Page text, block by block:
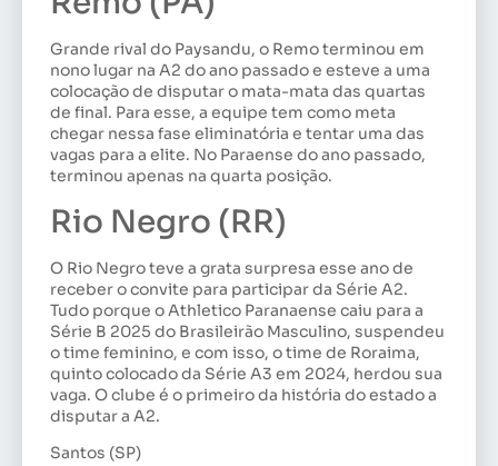
Grande rival do Paysandu, o Remo terminou em
nono lugar na A2 do ano passado e esteve a uma
colocação de disputar o mata-mata das quartas
de final. Para esse, a equipe tem como meta
chegar nessa fase eliminatória e tentar uma das
vagas para a elite. No Paraense do ano passado,
terminou apenas na quarta posição.
Rio Negro (RR)
O Rio Negro teve a grata surpresa esse ano de
receber o convite para participar da Série A2.
Tudo porque o Athletico Paranaense caiu para a
Série B 2025 do Brasileirão Masculino, suspendeu
o time feminino, e com isso, o time de Roraima,
quinto colocado da Série A3 em 2024, herdou sua
vaga. O clube é o primeiro da história do estado a
disputar a A2.
Santos (SP)